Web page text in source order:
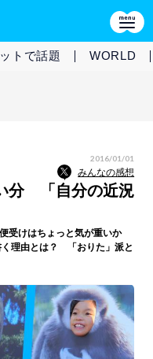
トで話題 WORLD
2016/01/01
みんなの感想
分 「自分の近況
受けはちょっと気が重いか
く理由とは？ 「おりた」派と